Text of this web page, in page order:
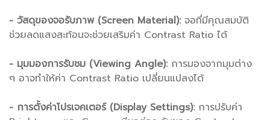
- วัสดุของจอรับภาพ (Screen Material):จอที่มีคุณสมบัติ
ช่วยลดแสงสะท้อนจะช่วยเสริมค่า Contrast Ratio ได้
- มุมมองการรับชม (Viewing Angle):การมองจากมุมต่าง
ๆ อาจทำให้ค่า Contrast Ratio เปลี่ยนแปลงได้
- การตั้งค่าโปรเจคเตอร์ (Display Settings):การปรับค่า